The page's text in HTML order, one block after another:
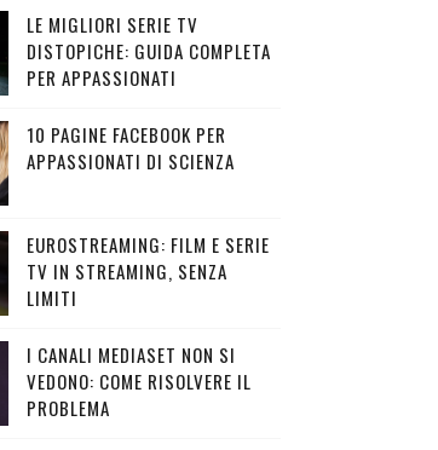
LE MIGLIORI SERIE TV
DISTOPICHE: GUIDA COMPLETA
PER APPASSIONATI
10 PAGINE FACEBOOK PER
APPASSIONATI DI SCIENZA
EUROSTREAMING: FILM E SERIE
TV IN STREAMING, SENZA
LIMITI
I CANALI MEDIASET NON SI
VEDONO: COME RISOLVERE IL
PROBLEMA